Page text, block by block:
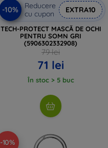
-10%
Reducere
cu cupon
EXTRA10
TECH-PROTECT MASCĂ DE OCHI
PENTRU SOMN GRI
(5906302332908)
79 lei
71 lei
În stoc > 5 buc
-10%